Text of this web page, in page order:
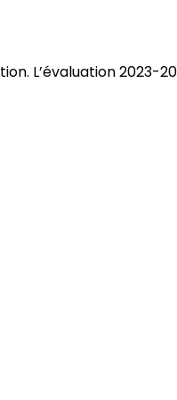
L’évaluation 2023-